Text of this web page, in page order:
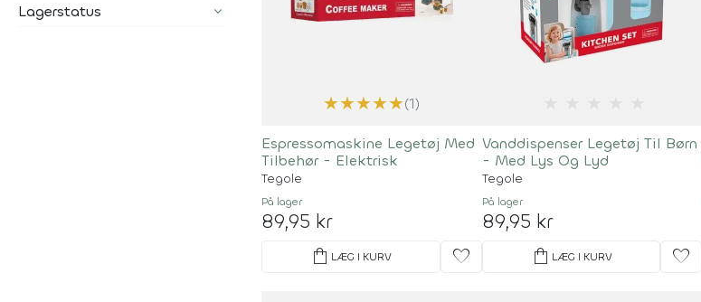
Lagerstatus
★★★★★(1)
Espressomaskine Legetøj Med
Tilbehør - Elektrisk
Tegole
På lager
89,95 kr
shopping_bag LÆG I KURV favorite
Vanddispenser Legetøj Til Børn
- Med Lys Og Lyd
Tegole
På lager
89,95 kr
shopping_bag LÆG I KURV favorite